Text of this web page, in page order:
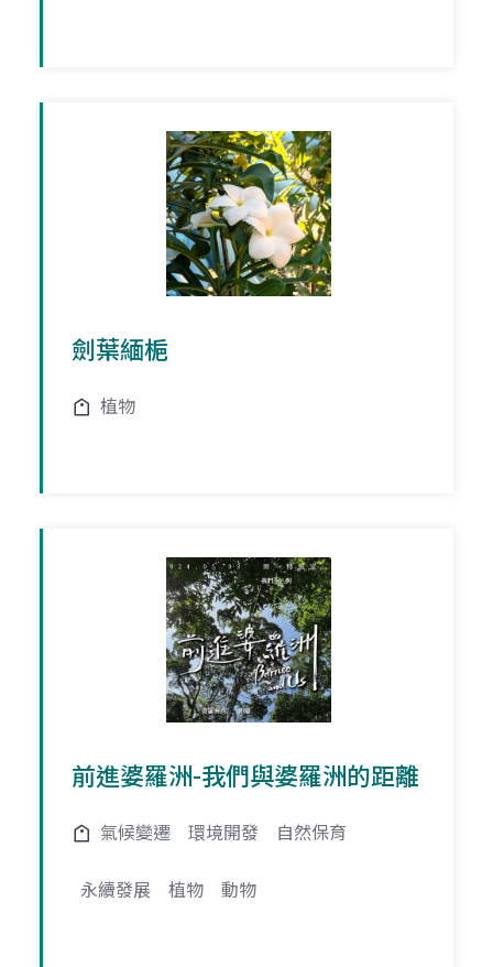
劍葉緬梔
植物
前進婆羅洲-我們與婆羅洲的距離
氣候變遷 環境開發 自然保育
永續發展 植物 動物